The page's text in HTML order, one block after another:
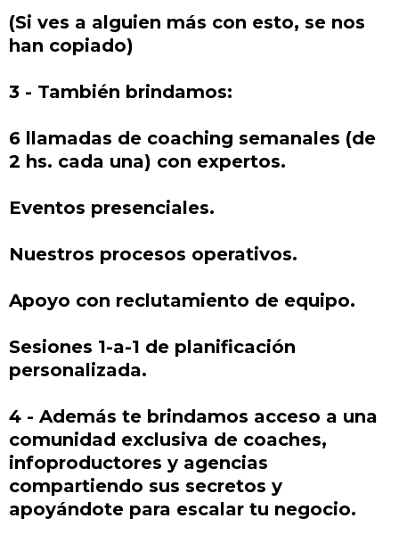
(Si ves a alguien más con esto, se nos
han copiado)
3 - También brindamos:
6 llamadas de coaching semanales (de
2 hs. cada una) con expertos.
Eventos presenciales.
Nuestros procesos operativos.
Apoyo con reclutamiento de equipo.
Sesiones 1-a-1 de planificación
personalizada.
4 - Además te brindamos acceso a una
comunidad exclusiva de coaches,
infoproductores y agencias
compartiendo sus secretos y
apoyándote para escalar tu negocio.